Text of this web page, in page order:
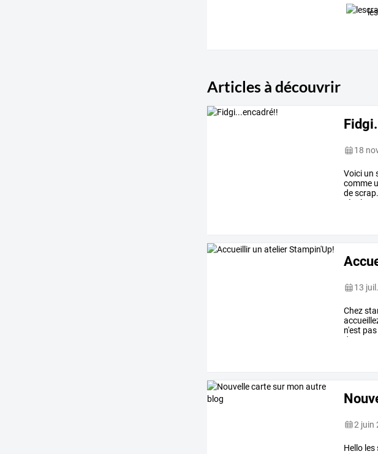
Articles à découvrir
18
Voici un
comme
de
résultat.
13
Chez
n'est pas
des
2 juin
Hello les